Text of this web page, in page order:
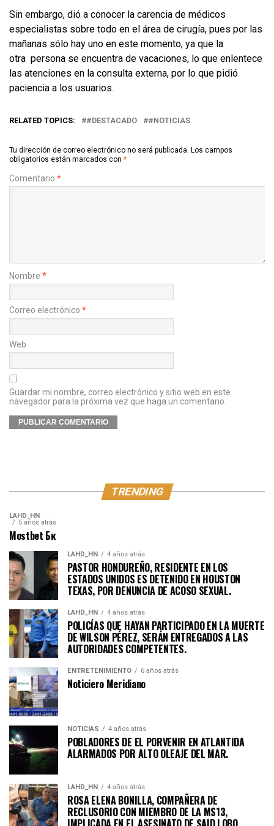
Sin embargo, dió a conocer la carencia de médicos
especialistas sobre todo en el área de cirugía, pues por las
mañanas sólo hay uno en este momento, ya que la
otra persona se encuentra de vacaciones, lo que enlentece
las atenciones en la consulta externa, por lo que pidió
paciencia a los usuarios.
RELATED TOPICS: #DESTACADO #NOTICIAS
Tu dirección de correo electrónico no será publicada. Los campos
obligatorios están marcados con *
Comentario *
Nombre *
Correo electrónico *
Web
Guardar mi nombre, correo electrónico y sitio web en este
navegador para la próxima vez que haga un comentario.
TRENDING
LAHD_HN
5 años atrás
Mostbet Бк
LAHD_HN 4 años atrás
PASTOR HONDUREÑO, RESIDENTE EN LOS
ESTADOS UNIDOS ES DETENIDO EN HOUSTON
TEXAS, POR DENUNCIA DE ACOSO SEXUAL.
LAHD_HN 4 años atrás
POLICÍAS QUE HAYAN PARTICIPADO EN LA MUERTE
DE WILSON PÉREZ, SERÁN ENTREGADOS A LAS
AUTORIDADES COMPETENTES.
ENTRETENIMIENTO 6 años atrás
Noticiero Meridiano
NOTICIAS 4 años atrás
POBLADORES DE EL PORVENIR EN ATLANTIDA
ALARMADOS POR ALTO OLEAJE DEL MAR.
LAHD_HN 4 años atrás
ROSA ELENA BONILLA, COMPAÑERA DE
RECLUSORIO CON MIEMBRO DE LA MS13,